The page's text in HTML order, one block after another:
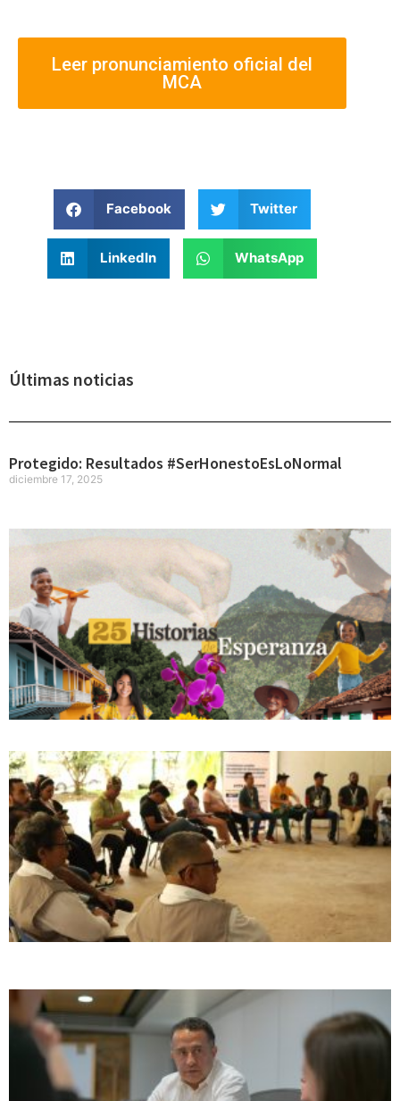
Leer pronunciamiento oficial del
MCA
Facebook Twitter
LinkedIn WhatsApp
Últimas noticias
Protegido: Resultados #SerHonestoEsLoNormal
diciembre 17, 2025